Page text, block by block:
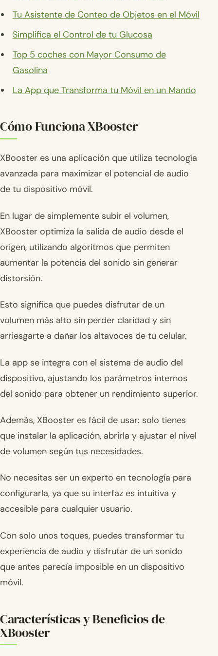
Tu Asistente de Conteo de Objetos en el Móvil
Simplifica el Control de tu Glucosa
Top 5 coches con Mayor Consumo de
Gasolina
La App que Transforma tu Móvil en un Mando
Cómo Funciona XBooster
XBooster es una aplicación que utiliza tecnología
avanzada para maximizar el potencial de audio
de tu dispositivo móvil.
En lugar de simplemente subir el volumen,
XBooster optimiza la salida de audio desde el
origen, utilizando algoritmos que permiten
aumentar la potencia del sonido sin generar
distorsión.
Esto significa que puedes disfrutar de un
volumen más alto sin perder claridad y sin
arriesgarte a dañar los altavoces de tu celular.
La app se integra con el sistema de audio del
dispositivo, ajustando los parámetros internos
del sonido para obtener un rendimiento superior.
Además, XBooster es fácil de usar: solo tienes
que instalar la aplicación, abrirla y ajustar el nivel
de volumen según tus necesidades.
No necesitas ser un experto en tecnología para
configurarla, ya que su interfaz es intuitiva y
accesible para cualquier usuario.
Con solo unos toques, puedes transformar tu
experiencia de audio y disfrutar de un sonido
que antes parecía imposible en un dispositivo
móvil.
Características y Beneficios de
XBooster